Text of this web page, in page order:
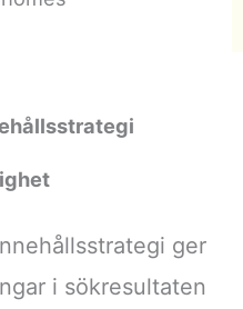
ger
i sökresultaten